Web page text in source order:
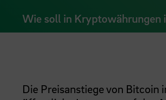
Wie soll in Kryptowährungen
Die Preisanstiege von Bitcoin